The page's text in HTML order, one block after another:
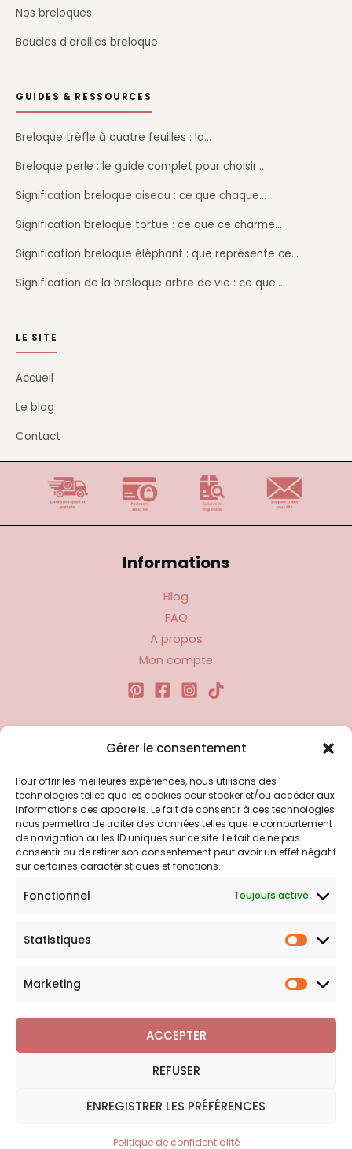
Gérer le consentement
Pour offrir les meilleures expériences, nous utilisons des
technologies telles que les cookies pour stocker et/ou accéder aux
informations des appareils. Le fait de consentir à ces technologies
nous permettra de traiter des données telles que le comportement
de navigation ou les ID uniques sur ce site. Le fait de ne pas
consentir ou de retirer son consentement peut avoir un effet négatif
sur certaines caractéristiques et fonctions.
Fonctionnel Toujours activé
Statistiques
Marketing
ACCEPTER
REFUSER
ENREGISTRER LES PRÉFÉRENCES
Politique de confidentialité
Nos breloques
Boucles d'oreilles breloque
GUIDES & RESSOURCES
Breloque trèfle à quatre feuilles : la…
Breloque perle : le guide complet pour choisir…
Signification breloque oiseau : ce que chaque…
Signification breloque tortue : ce que ce charme…
Signification breloque éléphant : que représente ce…
Signification de la breloque arbre de vie : ce que…
LE SITE
Accueil
Le blog
Contact
Informations
Blog
FAQ
A propos
Mon compte
Liens utiles
Politique d’expédition
Politique de confidentialité
Politique de remboursements
Conditions générales de vente et d’utilisation
Bijoux Breloque est votre boutique en ligne de référence sur
bijoux ou une demande sur votre commande,
contactez-
Copyright © 2026 Bijoux Breloque